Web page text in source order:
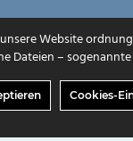
ÜBER UNS
Website
Dateien –
Cookies-